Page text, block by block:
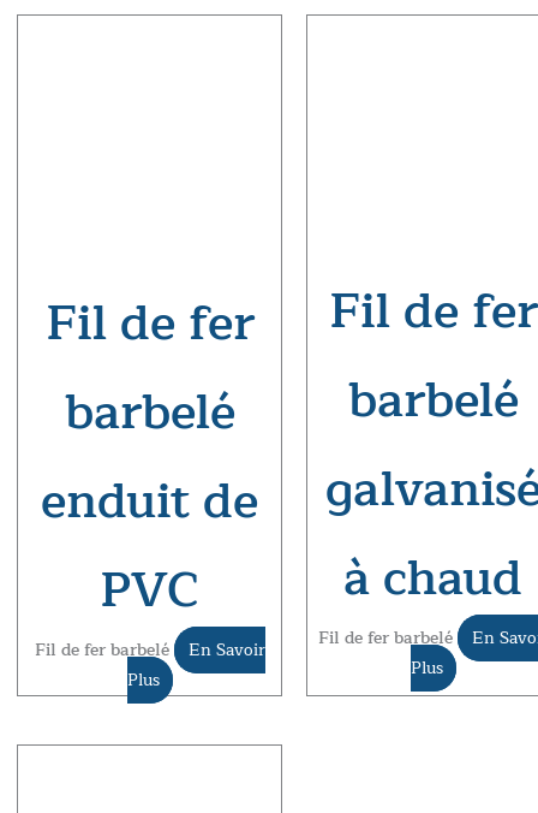
Fil de fer
barbelé
enduit de
PVC
Fil de fer barbelé En Savoir
Plus
Fil de fer
barbelé
à chaud
Fil de fer barbelé En
Plus